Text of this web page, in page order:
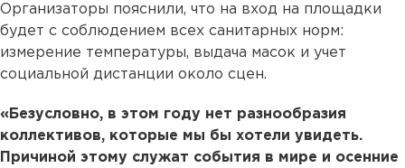
Организаторы пояснили, что на вход на площадки
будет с соблюдением всех санитарных норм:
измерение температуры, выдача масок и учет
социальной дистанции около сцен.
«Безусловно, в этом году нет разнообразия
коллективов, которые мы бы хотели увидеть.
Причиной этому служат события в мире и осенние